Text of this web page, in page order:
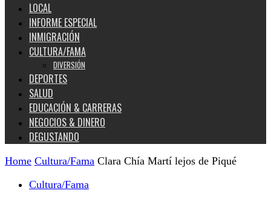
LOCAL
INFORME ESPECIAL
INMIGRACIÓN
CULTURA/FAMA
DIVERSIÓN
DEPORTES
SALUD
EDUCACIÓN & CARRERAS
NEGOCIOS & DINERO
DEGUSTANDO
Home Cultura/Fama Clara Chía Martí lejos de Piqué
Cultura/Fama